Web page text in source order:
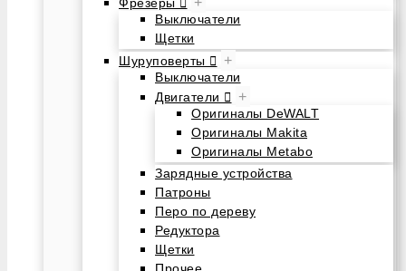
Выключатели
Щетки
Шуруповерты
+
Выключатели
Двигатели
+
Оригиналы DeWALT
Оригиналы Makita
Оригиналы Metabo
Зарядные устройства
Патроны
Перо по дереву
Редуктора
Щетки